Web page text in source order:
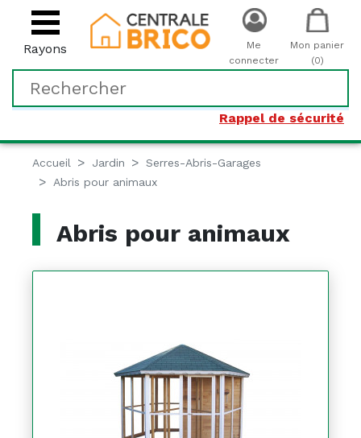
Rayons
Rappel de sécurité
Me
connecter
Mon panier
(0)
Accueil Jardin
Serres-Abris-Garages
Abris pour animaux
Abris pour animaux